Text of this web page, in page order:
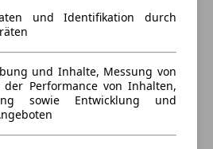
und Identifikation durch
und Inhalte, Messung von
Performance von Inhalten,
sowie Entwicklung und